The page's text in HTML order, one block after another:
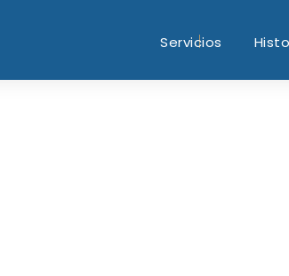
Servicios